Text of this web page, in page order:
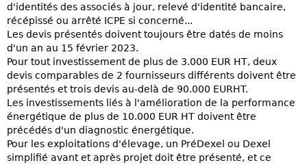
d'identités des associés à jour, relevé d'identité bancaire,
récépissé ou arrêté ICPE si concerné...
Les devis présentés doivent toujours être datés de moins
d'un an au 15 février 2023.
Pour tout investissement de plus de 3.000 EUR HT, deux
devis comparables de 2 fournisseurs différents doivent être
présentés et trois devis au-delà de 90.000 EURHT.
Les investissements liés à l'amélioration de la performance
énergétique de plus de 10.000 EUR HT doivent être
précédés d'un diagnostic énergétique.
Pour les exploitations d'élevage, un PréDexel ou Dexel
simplifié avant et après projet doit être présenté, et ce